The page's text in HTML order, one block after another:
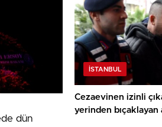
dün
İSTANBUL
Cezaevinen izinli
yerinden bıçaklayan